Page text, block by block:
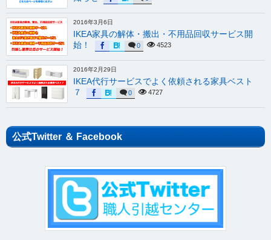
2016年3月6日
IKEA家具の解体・搬出・不用品回収サービス開
始！
0 4523
2016年2月29日
IKEA代行サービスでよく依頼される家具ベスト
７
0 4727
公式Twitter ＆ Facebook